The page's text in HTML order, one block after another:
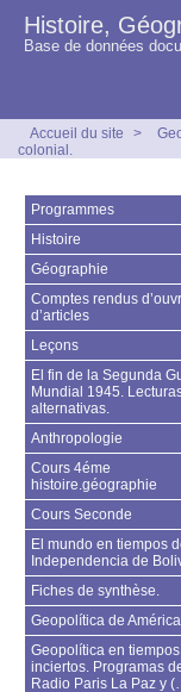
Histoire,
Base de données
Accueil du site >
colonial.
Programmes
Histoire
Géographie
Comptes rendus
d’articles
Leçons
El fin de la Segunda
Mundial 1945.
alternativas.
Anthropologie
Cours 4éme
histoire.géographie
Cours Seconde
El mundo en tiempos
Independencia de
Fiches de synthèse.
Geopolítica de
Geopolítica en tiempos
inciertos. Programas
Radio Paris La Paz y